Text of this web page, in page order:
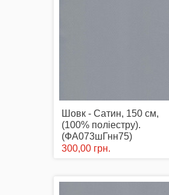
Шовк - Сатин, 150 см,
(100% поліестру).
(ФА073шГнн75)
300,00 грн.